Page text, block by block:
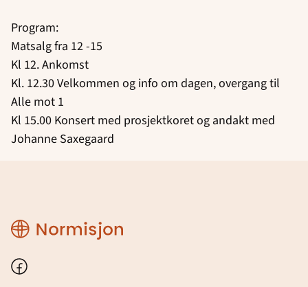
Program:
Matsalg fra 12 -15
Kl 12. Ankomst
Kl. 12.30 Velkommen og info om dagen, overgang til
Alle mot 1
Kl 15.00 Konsert med prosjektkoret og andakt med
Johanne Saxegaard
Region
Østfold
Facebook